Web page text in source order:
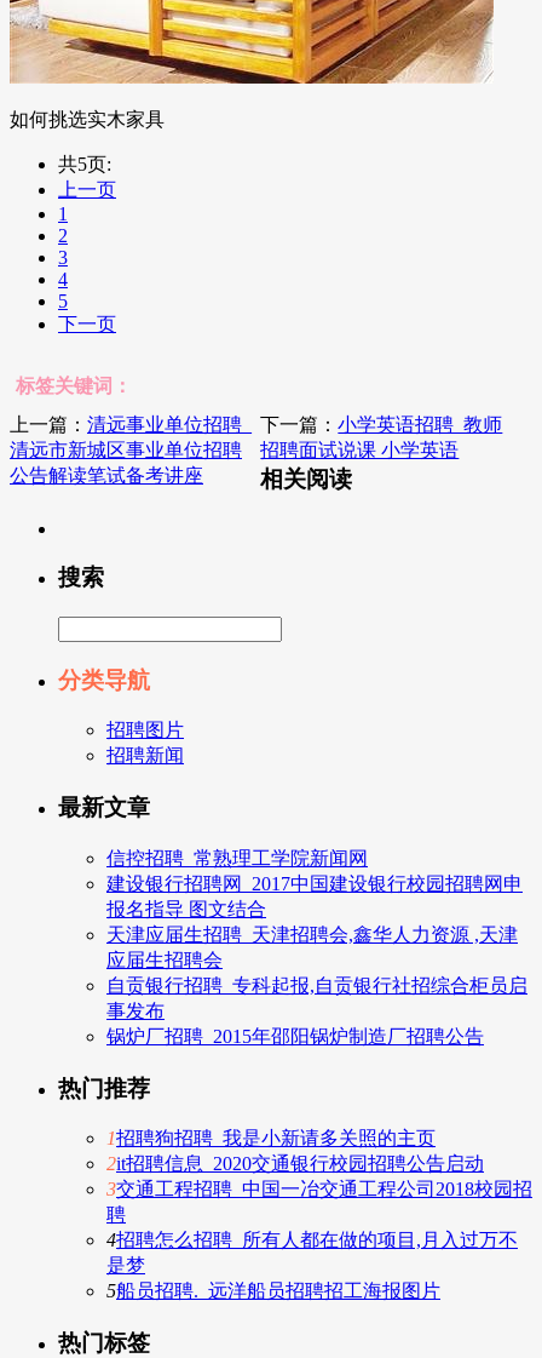
如何挑选实木家具
共5页:
上一页
1
2
3
4
5
下一页
标签关键词：
上一篇： 清远事业单位招聘_
清远市新城区事业单位招聘
公告解读笔试备考讲座
下一篇：小学英语招聘_教师
招聘面试说课 小学英语
相关阅读
搜索
分类导航
招聘图片
招聘新闻
最新文章
信控招聘_常熟理工学院新闻网
建设银行招聘网_2017中国建设银行校园招聘网申
报名指导 图文结合
天津应届生招聘_天津招聘会,鑫华人力资源 ,天津
应届生招聘会
自贡银行招聘_专科起报,自贡银行社招综合柜员启
事发布
锅炉厂招聘_2015年邵阳锅炉制造厂招聘公告
热门推荐
1招聘狗招聘_我是小新请多关照的主页
2it招聘信息_2020交通银行校园招聘公告启动
3交通工程招聘_中国一冶交通工程公司2018校园招
聘
4招聘怎么招聘_所有人都在做的项目,月入过万不
是梦
5船员招聘._远洋船员招聘招工海报图片
热门标签